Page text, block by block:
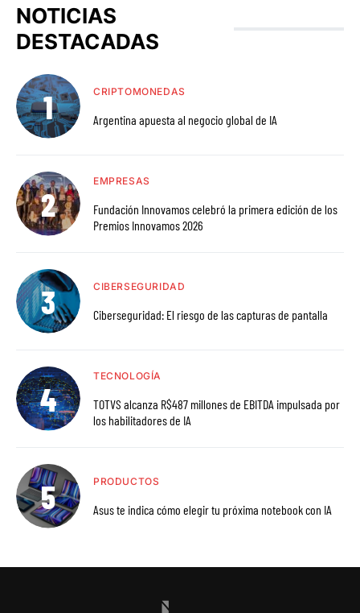
NOTICIAS
DESTACADAS
CRIPTOMONEDAS
Argentina apuesta al negocio global de IA
EMPRESAS
Fundación Innovamos celebró la primera edición de los
Premios Innovamos 2026
CIBERSEGURIDAD
Ciberseguridad: El riesgo de las capturas de pantalla
TECNOLOGÍA
TOTVS alcanza R$487 millones de EBITDA impulsada por
los habilitadores de IA
PRODUCTOS
Asus te indica cómo elegir tu próxima notebook con IA